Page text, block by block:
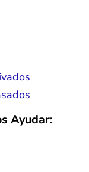
Ayudar: